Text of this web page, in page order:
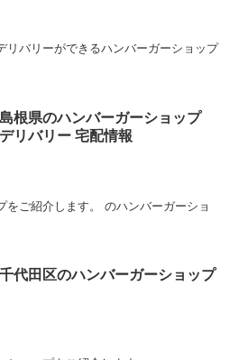
リバリーができるハンバーガーショップ
島根県のハンバーガーショップ
デリバリー 宅配情報
をご紹介します。 のハンバーガーショ
千代田区のハンバーガーショップ